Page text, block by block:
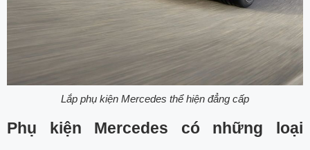
Lắp phụ kiện Mercedes thể hiện đẳng cấp
Phụ kiện Mercedes có những loại